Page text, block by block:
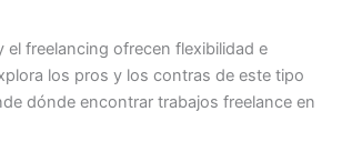
el freelancing ofrecen flexibilidad e
los pros y los contras de este tipo
dónde encontrar trabajos freelance en